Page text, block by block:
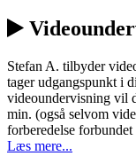
Stefan A. tilbyder
tager udgangspunkt i
videoundervisning vil
min. (også selvom
forberedelse
Læs mere...